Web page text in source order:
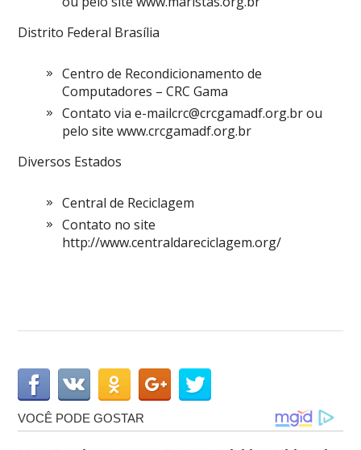
Distrito Federal Brasília
Centro de Recondicionamento de
Computadores – CRC Gama
Contato viae-mailcrc@crcgamadf.org.brou
pelo site www.crcgamadf.org.br
Diversos Estados
Central de Reciclagem
Contato no site
http://www.centraldareciclagem.org/